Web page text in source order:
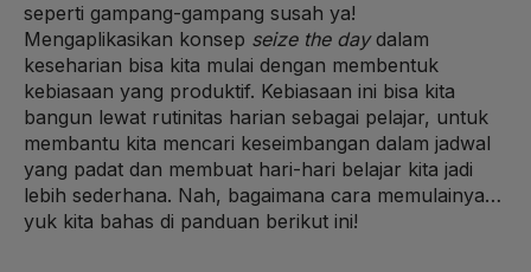
seperti gampang-gampang susah ya!
Mengaplikasikan konsep seize the daydalam
keseharian bisa kita mulai dengan membentuk
kebiasaan yang produktif. Kebiasaan ini bisa kita
bangun lewat rutinitas harian sebagai pelajar, untuk
membantu kita mencari keseimbangan dalam jadwal
yang padat dan membuat hari-hari belajar kita jadi
lebih sederhana. Nah, bagaimana cara memulainya…
yuk kita bahas di panduan berikut ini!